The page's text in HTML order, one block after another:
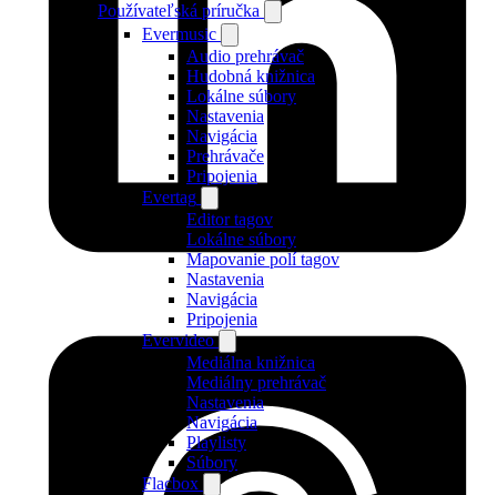
Používateľská príručka
Evermusic
Audio prehrávač
Hudobná knižnica
Lokálne súbory
Nastavenia
Navigácia
Prehrávače
Pripojenia
Evertag
Editor tagov
Lokálne súbory
Mapovanie polí tagov
Nastavenia
Navigácia
Pripojenia
Evervideo
Mediálna knižnica
Mediálny prehrávač
Nastavenia
Navigácia
Playlisty
Súbory
Flacbox